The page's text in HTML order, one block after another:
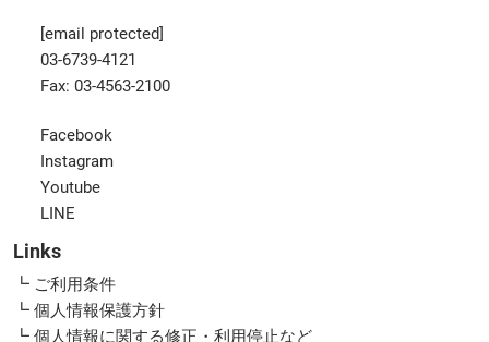
[email protected]
03-6739-4121
Fax: 03-4563-2100
Facebook
Instagram
Youtube
LINE
Links
┗ ご利用条件
┗ 個人情報保護方針
┗ 個人情報に関する修正・利用停止など